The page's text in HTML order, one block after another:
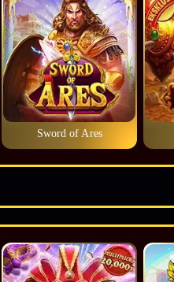
Sword of Ares